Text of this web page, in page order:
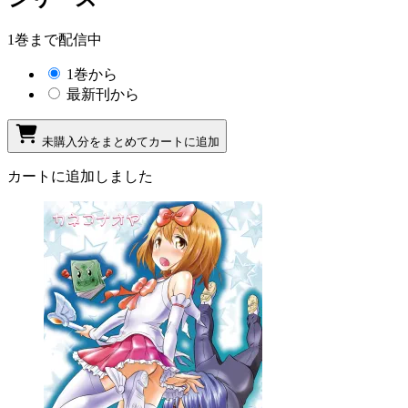
1巻まで配信中
1巻から
最新刊から
未購入分をまとめてカートに追加
カートに追加しました